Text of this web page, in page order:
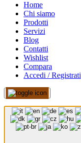
Home
Chi siamo
Prodotti
Servizi
Blog
Contatti
Wishlist
Compara
Accedi / Registrati